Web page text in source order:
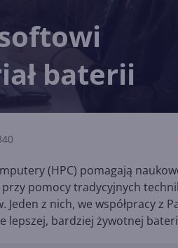
baterii
(HPC) pomagają
pomocy tradycyjnych
z nich, we współpracy z
lepszej, bardziej żywotnej